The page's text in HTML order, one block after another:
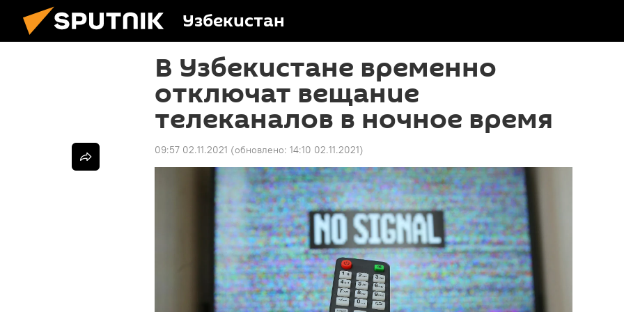
Узбекистан
В Узбекистане временно
отключат вещание
телеканалов в ночное время
09:57 02.11.2021 (обновлено: 14:10 02.11.2021)